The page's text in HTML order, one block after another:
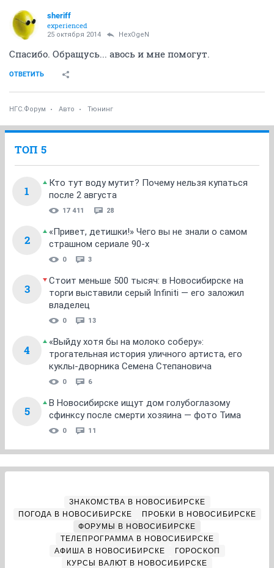
sheriff
experienced
25 октября 2014 HexOgeN
Спасибо. Обращусь... авось и мне помогут.
ОТВЕТИТЬ
НГС.Форум Авто Тюнинг
ТОП 5
1
Кто тут воду мутит? Почему нельзя купаться
после 2 августа
17 411 28
2
«Привет, детишки!» Чего вы не знали о самом
страшном сериале 90-х
0 3
3
Стоит меньше 500 тысяч: в Новосибирске на
торги выставили серый Infiniti — его заложил
владелец
0 13
4
«Выйду хотя бы на молоко соберу»:
трогательная история уличного артиста, его
куклы-дворника Семена Степановича
0 6
5
В Новосибирске ищут дом голубоглазому
сфинксу после смерти хозяина — фото Тима
0 11
ЗНАКОМСТВА В НОВОСИБИРСКЕ
ПОГОДА В НОВОСИБИРСКЕ
ПРОБКИ В НОВОСИБИРСКЕ
ФОРУМЫ В НОВОСИБИРСКЕ
ТЕЛЕПРОГРАММА В НОВОСИБИРСКЕ
АФИША В НОВОСИБИРСКЕ
ГОРОСКОП
КУРСЫ ВАЛЮТ В НОВОСИБИРСКЕ